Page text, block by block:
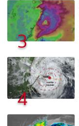
3
4